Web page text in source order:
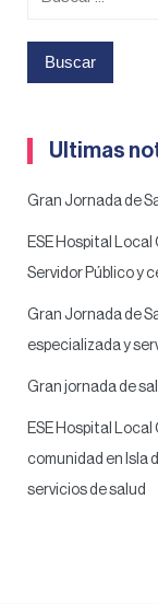
Ultimas
Gran Jornada de
ESE Hospital
Servidor Público y
Gran Jornada de
especializada y
Gran jornada de
ESE Hospital
comunidad en Isla
servicios de salud